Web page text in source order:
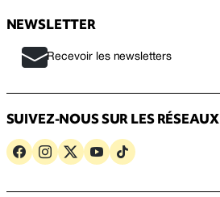
NEWSLETTER
Recevoir les newsletters
SUIVEZ-NOUS SUR LES RÉSEAUX